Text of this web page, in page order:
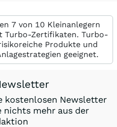
7 von 10 Kleinanlegern
Turbo-Zertifikaten. Turbo-
Produkte und
geeignet.
kostenlosen Newsletter
nichts mehr aus der